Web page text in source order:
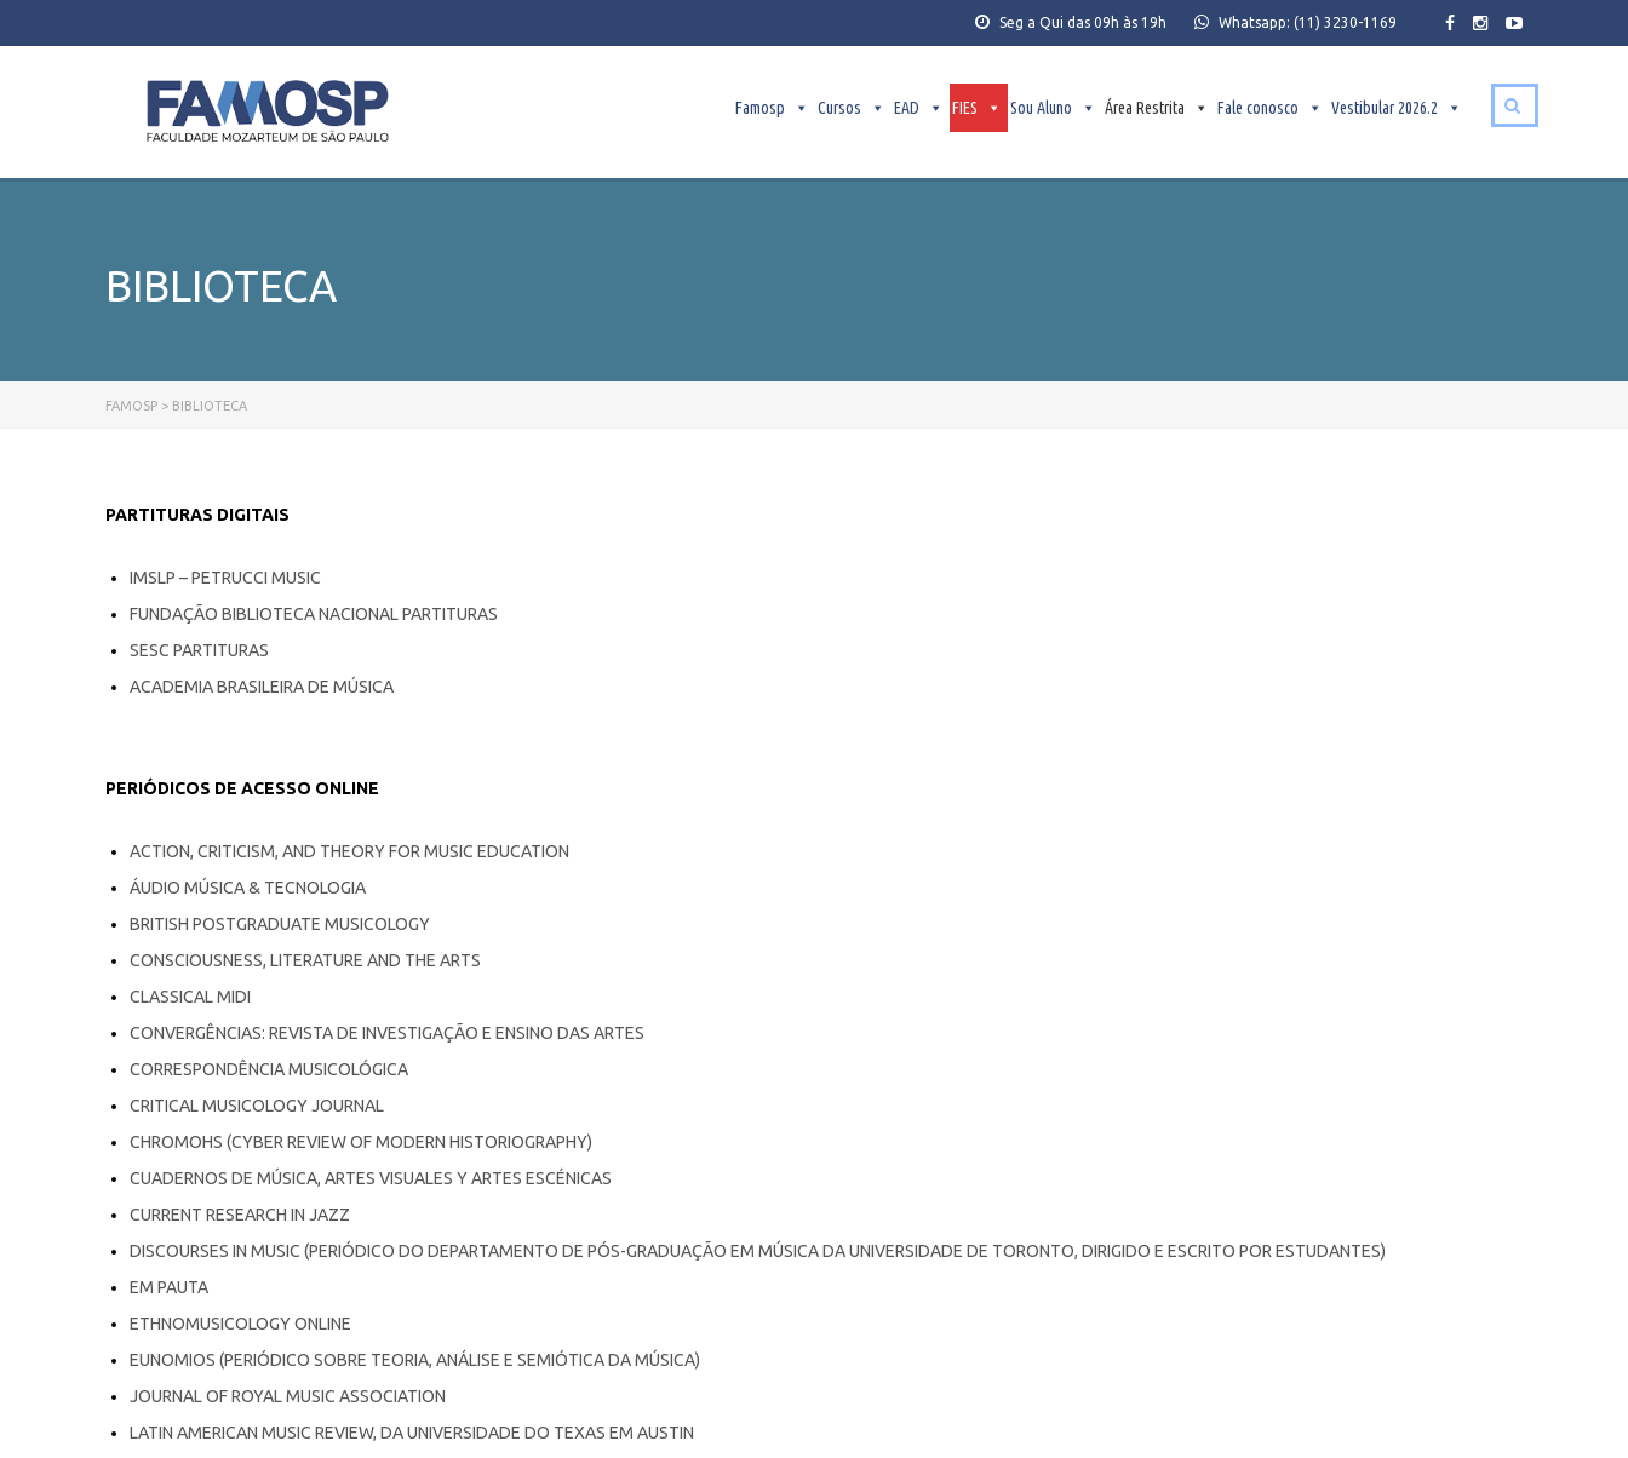
Seg a Qui das 09h às 19h Whatsapp: (11) 3230-1169
Famosp Cursos EAD FIES Sou Aluno Área Restrita Fale conosco Vestibular 2026.2
BIBLIOTECA
FAMOSP > BIBLIOTECA
PARTITURAS DIGITAIS
IMSLP – PETRUCCI MUSIC
FUNDAÇÃO BIBLIOTECA NACIONAL PARTITURAS
SESC PARTITURAS
ACADEMIA BRASILEIRA DE MÚSICA
PERIÓDICOS DE ACESSO ONLINE
ACTION, CRITICISM, AND THEORY FOR MUSIC EDUCATION
ÁUDIO MÚSICA & TECNOLOGIA
BRITISH POSTGRADUATE MUSICOLOGY
CONSCIOUSNESS, LITERATURE AND THE ARTS
CLASSICAL MIDI
CONVERGÊNCIAS: REVISTA DE INVESTIGAÇÃO E ENSINO DAS ARTES
CORRESPONDÊNCIA MUSICOLÓGICA
CRITICAL MUSICOLOGY JOURNAL
CHROMOHS (CYBER REVIEW OF MODERN HISTORIOGRAPHY)
CUADERNOS DE MÚSICA, ARTES VISUALES Y ARTES ESCÉNICAS
CURRENT RESEARCH IN JAZZ
DISCOURSES IN MUSIC (PERIÓDICO DO DEPARTAMENTO DE PÓS-GRADUAÇÃO EM MÚSICA DA UNIVERSIDADE DE TORONTO, DIRIGIDO E ESCRITO POR ESTUDANTES)
EM PAUTA
ETHNOMUSICOLOGY ONLINE
EUNOMIOS (PERIÓDICO SOBRE TEORIA, ANÁLISE E SEMIÓTICA DA MÚSICA)
JOURNAL OF ROYAL MUSIC ASSOCIATION
LATIN AMERICAN MUSIC REVIEW, DA UNIVERSIDADE DO TEXAS EM AUSTIN